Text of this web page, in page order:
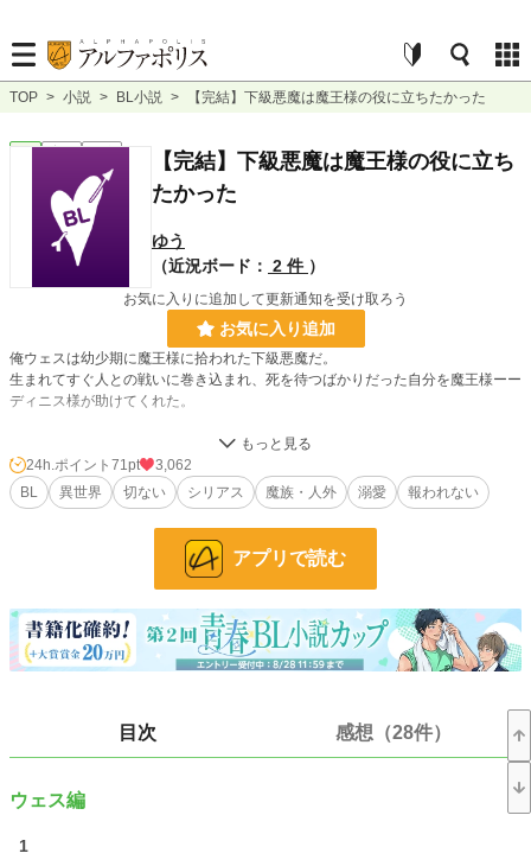
TOP > 小説 > BL小説 > 【完結】下級悪魔は魔王様の役に立ちたかった
BL 完結 短編
【完結】下級悪魔は魔王様の役に立ち
たかった
ゆう
（近況ボード： 2 件 ）
お気に入りに追加して更新通知を受け取ろう
お気に入り追加
俺ウェスは幼少期に魔王様に拾われた下級悪魔だ。
生まれてすぐ人との戦いに巻き込まれ、死を待つばかりだった自分を魔王様ーー
ディニス様が助けてくれた。
本当なら魔王様と話すことも叶わなかった卑しい俺を、ディニス様はとても可愛
がってくれた。
だがそんなディニス様も俺が成長するにつれて距離を取り冷たくなっていく。自
分の醜悪な見た目が原因か、あるいは知能の低さゆえか…
どうにかしてディニス様の愛情を取り戻そうとするが上手くいかず、周りの魔族
たちからも蔑まれる日々。
大好きなディニス様に冷たくされることが耐えきれず、せめて最後にもう一度微
笑みかけてほしい…そう思った俺は彼のために勇者一行に挑むが…
13,466 位 / 228,850 件
お気に入り
24h.ポイント
24h.ポイント 71pt
3,062
BL
異世界 切ない シリアス 魔族・人外 溺愛 報われない
アプリで読む
目次 感想（28件）
ウェス編
1